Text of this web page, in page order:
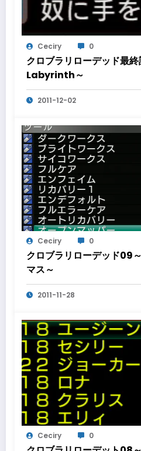
Ceciry 0
クロブラリローデッド最
Labyrinth～
2011-12-02
Ceciry 0
クロブラリローデッド09
マス～
2011-11-28
Ceciry 0